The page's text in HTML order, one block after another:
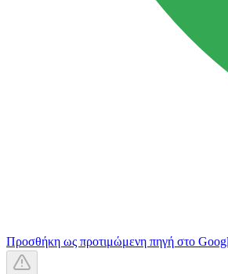
Προσθήκη ως προτιμώμενη πηγή στο